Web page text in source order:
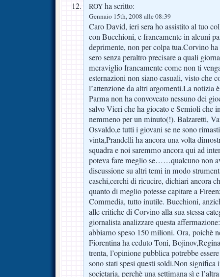
ROY ha scritto:
Gennaio 15th, 2008 alle 08:39
Caro David, ieri sera ho assistito al tuo
con Bucchioni, e francamente in alcuni
deprimente, non per colpa tua.Corvino
sero senza peraltro precisare a quali
meraviglio francamente come non ti
esternazioni non siano casuali, visto che
l’attenzione da altri argomenti.La notizia
Parma non ha convovcato nessuno dei
salvo Vieri che ha giocato e Semioli che
nemmeno per un minuto(!). Balzaretti,
Osvaldo,e tutti i giovani se ne sono
vinta,Prandelli ha ancora una volta
squadra e noi saremmo ancora qui ad
poteva fare meglio se……qualcuno non
discussione su altri temi in modo
caschi,cerchi di ricucire, dichiari ancora
quanto di meglio potesse capitare a
Commedia, tutto inutile. Bucchioni,
alle critiche di Corvino alla sua stessa
giornalista analizzare questa
abbiamo speso 150 milioni. Ora, poichè
Fiorentina ha ceduto Toni,
trenta, l’opinione pubblica potrebbe
sono stati spesi questi soldi.Non significa
societaria, perchè una settimana sì e